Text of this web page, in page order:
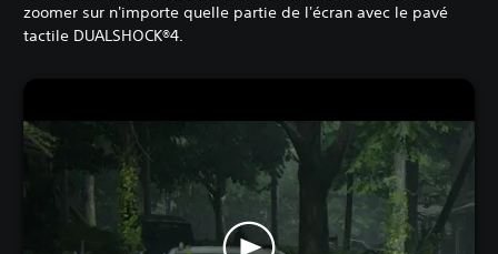
zoomer sur n'importe quelle partie de l'écran avec le pavé
tactile DUALSHOCK®4.